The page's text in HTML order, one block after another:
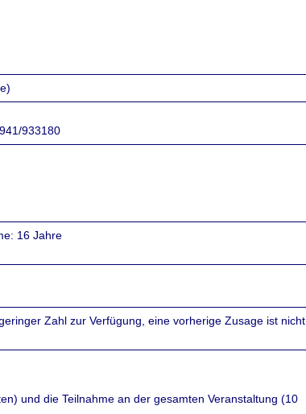
933180
16 Jahre
Zahl zur Verfügung, eine vorherige Zusage ist nicht
und die Teilnahme an der gesamten Veranstaltung (10